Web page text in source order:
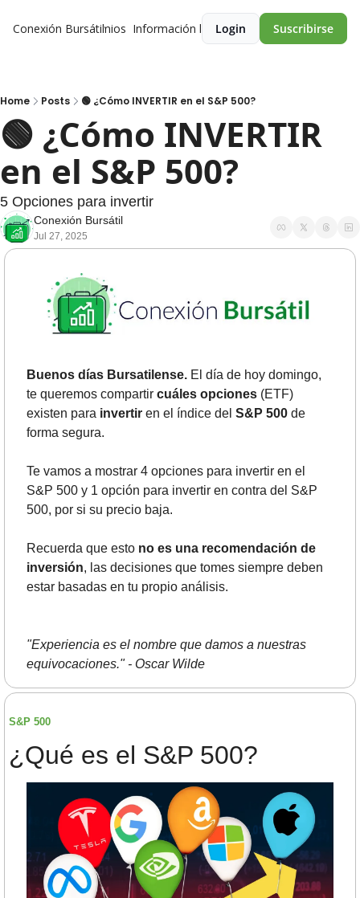
Conexión BursátilPremios Información legalLogin Suscribirse
Home Posts 🟢 ¿Cómo INVERTIR en el S&P 500?
🟢 ¿Cómo INVERTIR
en el S&P 500?
5 Opciones para invertir
Conexión Bursátil
Jul 27, 2025
Buenos días Bursatilense. El día de hoy domingo,
te queremos compartir cuáles opciones (ETF)
existen para invertir en el índice del S&P 500 de
forma segura.
Te vamos a mostrar 4 opciones para invertir en el
S&P 500 y 1 opción para invertir en contra del S&P
500, por si su precio baja.
Recuerda que esto no es una recomendación de
inversión, las decisiones que tomes siempre deben
estar basadas en tu propio análisis.
"Experiencia es el nombre que damos a nuestras
equivocaciones." - Oscar Wilde
S&P 500
¿Qué es el S&P 500?